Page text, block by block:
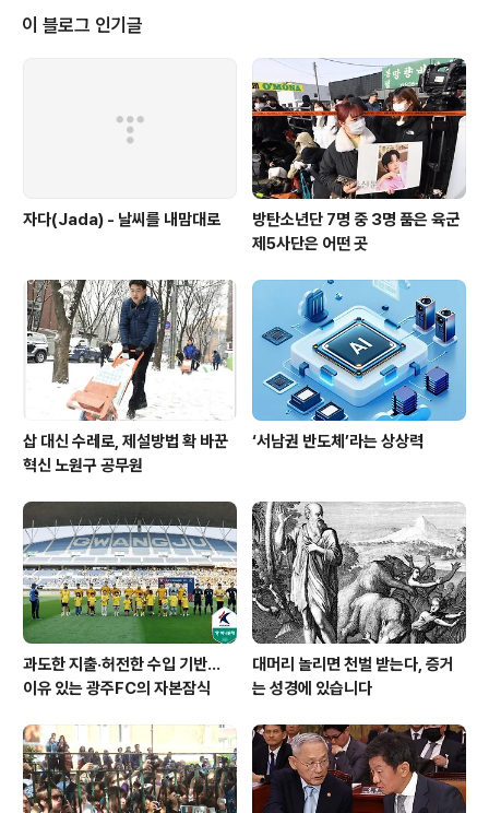
장관은 지난 4월 17일 모교인 서울 용산초등학교를 방문했다. 교육부는 5월 7
일 ‘도서구입비 등’이라는 명목으로 서울시교육청에 2000만원을 내려보냈다.
이 블로그 인기글
자다(Jada) - 날씨를 내맘대로
방탄소년단 7명 중 3명 품은 육군
제5사단은 어떤 곳
삽 대신 수레로, 제설방법 확 바꾼
혁신 노원구 공무원
‘서남권 반도체’라는 상상력
과도한 지출·허전한 수입 기반…
이유 있는 광주FC의 자본잠식
대머리 놀리면 천벌 받는다, 증거
는 성경에 있습니다